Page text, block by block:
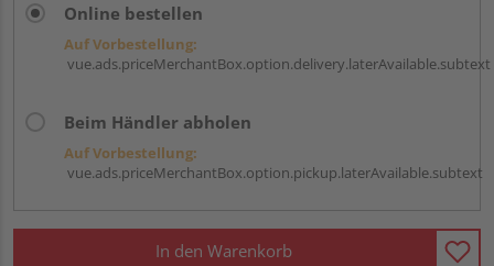
Online bestellen
Auf Vorbestellung:
vue.ads.priceMerchantBox.option.delivery.laterAvailable.subtext
Beim Händler abholen
Auf Vorbestellung:
vue.ads.priceMerchantBox.option.pickup.laterAvailable.subtext
In den Warenkorb